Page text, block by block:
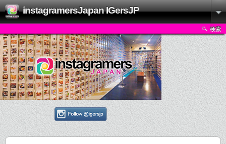
instagramersJapan IGersJP
検索